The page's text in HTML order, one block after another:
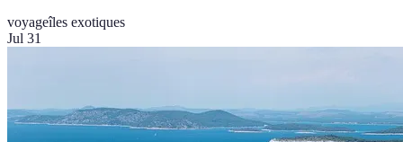
voyageîles exotiques
Jul 31